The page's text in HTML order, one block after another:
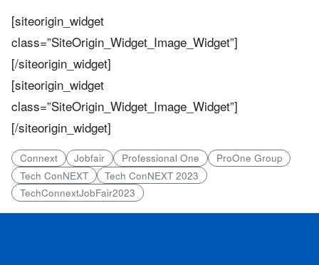
[siteorigin_widget
class=”SiteOrigin_Widget_Image_Widget”]
[/siteorigin_widget]
[siteorigin_widget
class=”SiteOrigin_Widget_Image_Widget”]
[/siteorigin_widget]
Connext Jobfair Professional One
ProOne Group
Tech ConNEXT
Tech ConNEXT 2023
TechConnextJobFair2023